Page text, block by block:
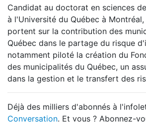
Candidat au doctorat en sciences
à l'Université du Québec à
portent sur la contribution des
Québec dans le partage du risque
notamment piloté la création du
des municipalités du Québec, un
dans la gestion et le transfert des
Déjà des milliers d'abonnés à
Conversation. Et vous ? Abonnez-